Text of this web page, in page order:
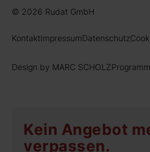
© 2026 Rudat GmbH
KontaktImpressumDatenschutz
Design by MARC SCHOLZ
Kein Angebot
verpassen.